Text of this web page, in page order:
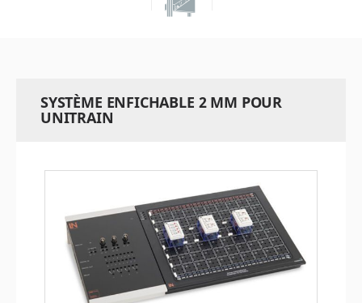
SYSTÈME ENFICHABLE 2 MM POUR
UNITRAIN